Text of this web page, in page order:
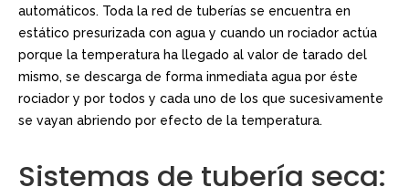
automáticos. Toda la red de tuberías se encuentra en
estático presurizada con agua y cuando un rociador actúa
porque la temperatura ha llegado al valor de tarado del
mismo, se descarga de forma inmediata agua por éste
rociador y por todos y cada uno de los que sucesivamente
se vayan abriendo por efecto de la temperatura.
Sistemas de tubería seca: